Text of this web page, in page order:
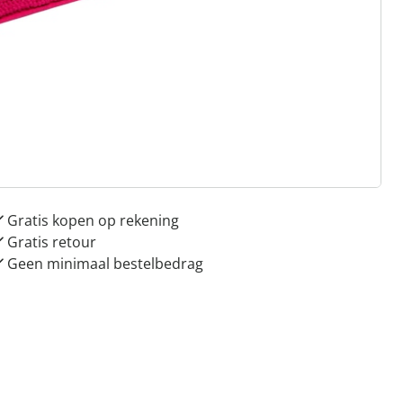
& Comfort”
Gratis kopen op rekening
Gratis retour
Geen minimaal bestelbedrag